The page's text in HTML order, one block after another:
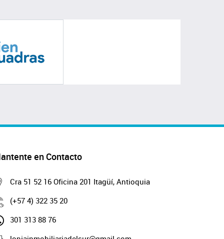
en Contacto
Cra 51 52 16 Oficina 201 Itagüí, Antioquia
(+57 4) 322 35 20
301 313 88 76